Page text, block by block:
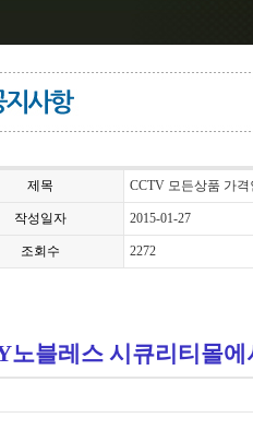
제목 CCTV 모든상품 가
작성일자 2015-01-27
조회수 2272
노블레스 시큐리티몰